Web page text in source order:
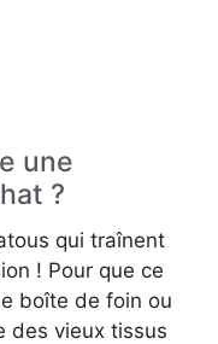
une
?
qui traînent
! Pour que ce
boîte de foin ou
des vieux tissus